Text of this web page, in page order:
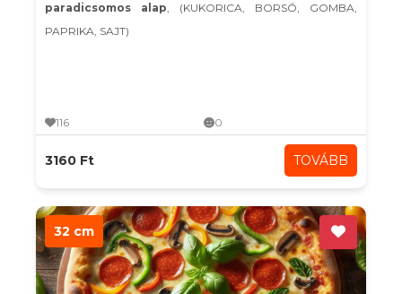
paradicsomos alap, (KUKORICA, BORSÓ, GOMBA,
PAPRIKA, SAJT)
116 0
3160 Ft TOVÁBB
32 cm